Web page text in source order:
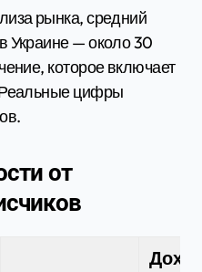
рынка, средний
Украине — около 30
которое включает
цифры
от